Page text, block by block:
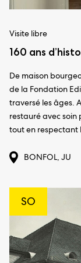
Visite libre
160 ans
De maison
de la Fondation
traversé les âges.
restauré avec
tout en respectant
BONFOL, JU
SO